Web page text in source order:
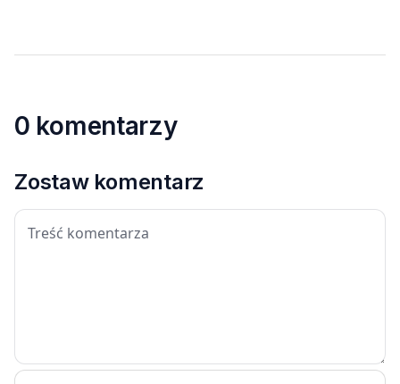
0 komentarzy
Zostaw komentarz